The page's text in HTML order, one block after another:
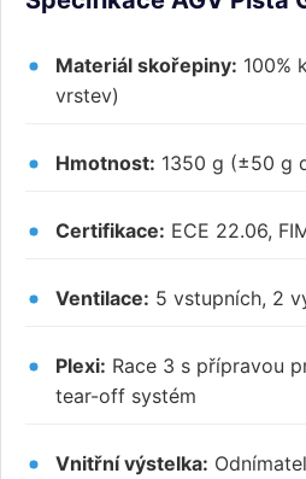
Materiál skořepiny: 100%
vrstev)
Hmotnost: 1350 g (±50 g
Certifikace: ECE 22.06,
Ventilace: 5 vstupních, 2
Plexi: Race 3 s přípravou
tear-off systém
Vnitřní výstelka: